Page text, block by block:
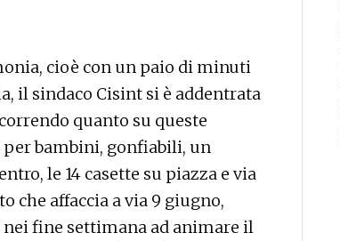
cioè con un paio di minuti
il sindaco Cisint si è addentrata
quanto su queste
per bambini, gonfiabili, un
le 14 casette su piazza e via
che affaccia a via 9 giugno,
fine settimana ad animare il